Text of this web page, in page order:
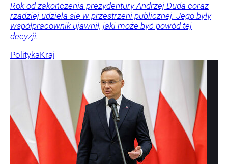
Rok od zakończenia prezydentury Andrzej Duda coraz
rzadziej udziela się w przestrzeni publicznej. Jego były
współpracownik ujawnił, jaki może być powód tej
decyzji.
PolitykaKraj